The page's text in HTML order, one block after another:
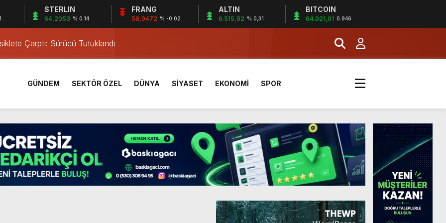
STERLIN
64,2053 % 0.14
FRANG
58,9472 % -0.02
ALTIN
6.515,92 % 0,31
BITCOIN
64.921,01 0.946
Faciası
Çarptı: Sürücü Tutuklandı
Öğrencilerinden ABD’de Tarihi Başarı: 6 Öğrenci 14 Madalya Kazandı
desteği hesaplara yatırıldı
Bulundu
Yaşındaki M.A.D. Yaşadıklarını Anlattı
İçinde Darp
Gerçekleşti
Faciası
Çarptı: Sürücü Tutuklandı
GÜNDEM SEKTÖR ÖZEL DÜNYA SİYASET EKONOMİ SPOR